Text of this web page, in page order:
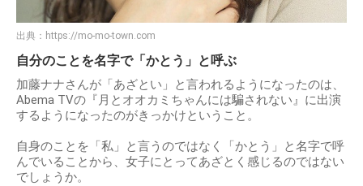
出典： https://mo-mo-town.com
自分のことを名字で「かとう」と呼ぶ
加藤ナナさんが「あざとい」と言われるようになったのは、
Abema TVの『月とオオカミちゃんには騙されない』に出演
するようになったのがきっかけということ。
自身のことを「私」と言うのではなく「かとう」と名字で呼
んでいることから、女子にとってあざとく感じるのではない
でしょうか。